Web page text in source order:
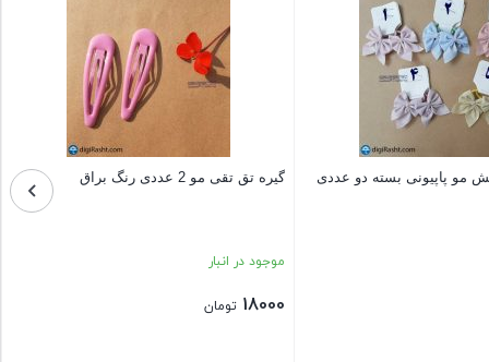
مو پاپیونی بسته دو عددی گیره تق تقی مو 2 عددی رنگ براق
موجود در انبار
18000 تومان